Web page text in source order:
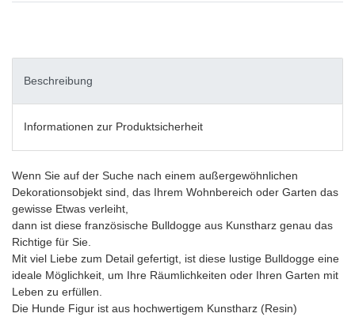
Beschreibung
Informationen zur Produktsicherheit
Wenn Sie auf der Suche nach einem außergewöhnlichen
Dekorationsobjekt sind, das Ihrem Wohnbereich oder Garten das
gewisse Etwas verleiht,
dann ist diese französische Bulldogge aus Kunstharz genau das
Richtige für Sie.
Mit viel Liebe zum Detail gefertigt, ist diese lustige Bulldogge eine
ideale Möglichkeit, um Ihre Räumlichkeiten oder Ihren Garten mit
Leben zu erfüllen.
Die Hunde Figur ist aus hochwertigem Kunstharz (Resin)